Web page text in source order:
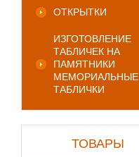
ОТКРЫТКИ
ИЗГОТОВЛЕНИЕ
ТАБЛИЧЕК НА
ПАМЯТНИКИ
МЕМОРИАЛЬНЫЕ
ТАБЛИЧКИ
ТОВАРЫ